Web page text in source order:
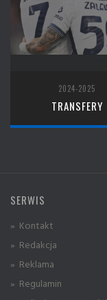
2024-2025
TRANSFERY
SERWIS
» Kontakt
» Redakcja
» Reklama
» Regulamin